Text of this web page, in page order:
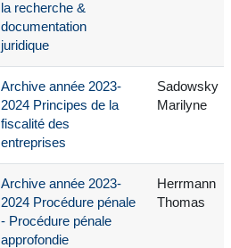
la recherche &
documentation
juridique
Archive année 2023-
2024 Principes de la
fiscalité des
entreprises
Sadowsky
Marilyne
Archive année 2023-
2024 Procédure pénale
- Procédure pénale
approfondie
Herrmann
Thomas